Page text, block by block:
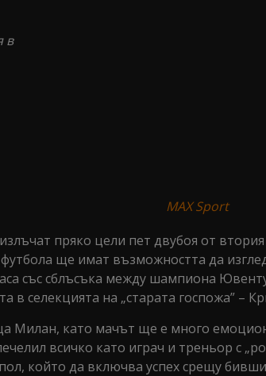
в
MAX Sport
пряко цели пет двубоя от
ще имат възможността да
със сблъсъка между шампиона
в селекцията на „старата госпожа” –
Милан, като мачът ще е много
всичко като играч и треньор с
който да включва успех срещу